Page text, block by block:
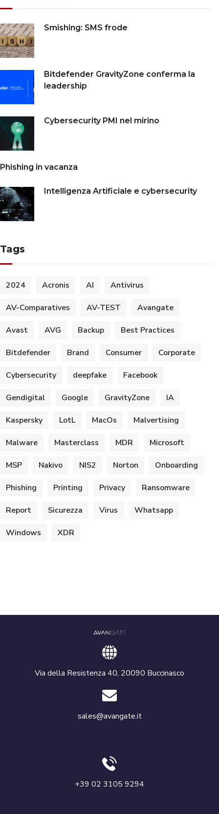
Smishing: SMS frode
Bitdefender GravityZone conferma la
leadership
Cybersecurity PMI nel mirino
Phishing in vacanza
Intelligenza Artificiale e cybersecurity
Tags
2024 Acronis AI Antivirus
AV-Comparatives AV-TEST Avangate
Avast AVG Backup Best Practices
Bitdefender Brand Consumer Corporate
Cybersecurity deepfake Facebook
Gendigital Google GravityZone IA
Kaspersky LotL MacOs Malvertising
Malware Masterclass MDR Microsoft
MSP Nakivo NIS2 Norton Onboarding
Phishing Printing Privacy Ransomware
Report Sicurezza Virus Whatsapp
Windows XDR
Via della Resistenza 40, 20090 Buccinasco
sales@avangate.it
+39 02 3105 9294